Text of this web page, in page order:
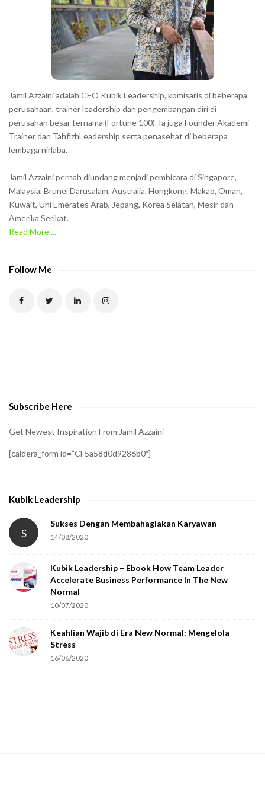
Jamil Azzaini adalah CEO Kubik Leadership, komisaris di beberapa
perusahaan, trainer leadership dan pengembangan diri di
perusahan besar ternama (Fortune 100). Ia juga Founder Akademi
Trainer dan TahfizhLeadership serta penasehat di beberapa
lembaga nirlaba.
Jamil Azzaini pernah diundang menjadi pembicara di Singapore,
Malaysia, Brunei Darusalam, Australia, Hongkong, Makao, Oman,
Kuwait, Uni Emerates Arab, Jepang, Korea Selatan, Mesir dan
Amerika Serikat.
Read More ...
Follow Me
Subscribe Here
Get Newest Inspiration From Jamil Azzaini
[caldera_form id=”CF5a58d0d9286b0″]
Kubik Leadership
S
Sukses Dengan Membahagiakan Karyawan
14/08/2020
Kubik Leadership – Ebook How Team Leader
Accelerate Business Performance In The New
Normal
10/07/2020
Keahlian Wajib di Era New Normal: Mengelola
Stress
16/06/2020